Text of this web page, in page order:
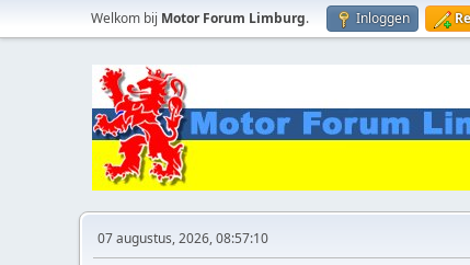
Welkom bij Motor Forum Limburg. Inloggen
07 augustus, 2026, 08:57:10